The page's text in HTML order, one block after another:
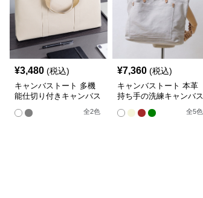
¥3,480 (税込)
キャンバストート 多機
能仕切り付きキャンバス
全2色
¥7,360 (税込)
キャンバストート 本革
持ち手の洗練キャンバス
全5色